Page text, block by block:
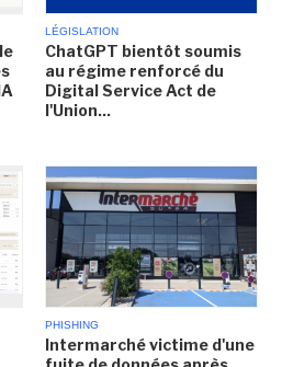
LÉGISLATION
ChatGPT bientôt soumis
au régime renforcé du
Digital Service Act de
l'Union...
PHISHING
Intermarché victime d'une